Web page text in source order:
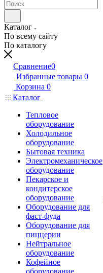
Каталог
По всему сайту
По каталогу
Сравнение0
Избранные товары 0
Корзина 0
Каталог
Тепловое
оборудование
Холодильное
оборудование
Бытовая техника
Электромеханическое
оборудование
Пекарское и
кондитерское
оборудование
Оборудование для
фаст-фуда
Оборудование для
пиццерии
Нейтральное
оборудование
Кофейное
оборудование